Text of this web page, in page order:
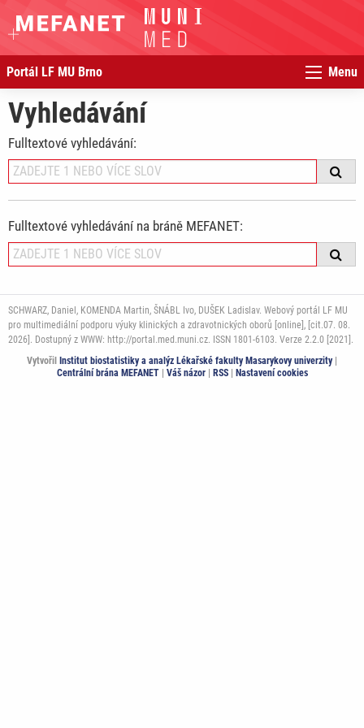
Portál LF MU Brno Menu
Vyhledávání
Fulltextové vyhledávání:
Fulltextové vyhledávání na bráně MEFANET:
SCHWARZ, Daniel, KOMENDA Martin, ŠNÁBL Ivo, DUŠEK Ladislav. Webový portál LF MU
pro multimediální podporu výuky klinických a zdravotnických oborů [online], [cit.07. 08.
2026]. Dostupný z WWW: http://portal.med.muni.cz. ISSN 1801-6103. Verze 2.2.0 [2021].
Vytvořil Institut biostatistiky a analýz Lékařské fakulty Masarykovy univerzity|
Centrální brána MEFANET| Váš názor| RSS| Nastavení cookies